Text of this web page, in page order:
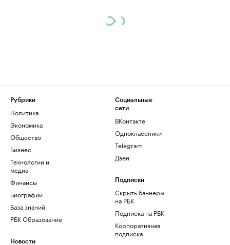
Рубрики
Политика
Экономика
Общество
Бизнес
Технологии и
медиа
Финансы
Биографии
База знаний
РБК Образование
Новости
Социальные
сети
ВКонтакте
Одноклассники
Telegram
Дзен
Подписки
Скрыть баннеры
на РБК
Подписка на РБК
Корпоративная
подписка